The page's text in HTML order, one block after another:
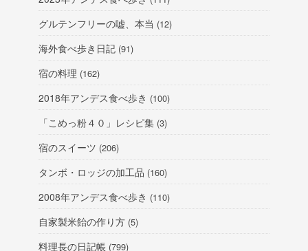
グルテンフリーの嘘、本当 (12)
海外食べ歩き日記 (91)
宿の料理 (162)
2018年アンデス食べ歩き (100)
「こめっ粉４０」レシピ集 (3)
宿のスイーツ (206)
タンボ・ロッジの加工品 (160)
2008年アンデス食べ歩き (110)
自家製米飴の作り方 (5)
料理長の日記帳 (799)